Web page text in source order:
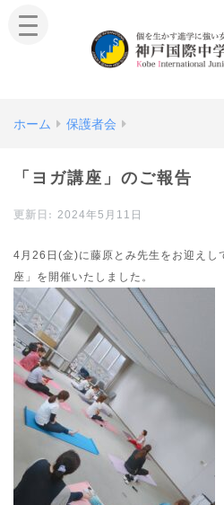
ホーム 保護者会
「ヨガ講座」のご報告
2024年5月11日
4月26日(金)に藤原とみ先生をお迎えし
座」を開催いたしました。